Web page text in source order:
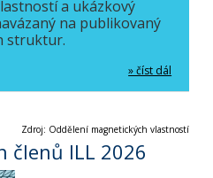
a ukázkový
na publikovaný
struktur.
» číst dál
Zdroj: Oddělení magnetických vlastností
členů ILL 2026